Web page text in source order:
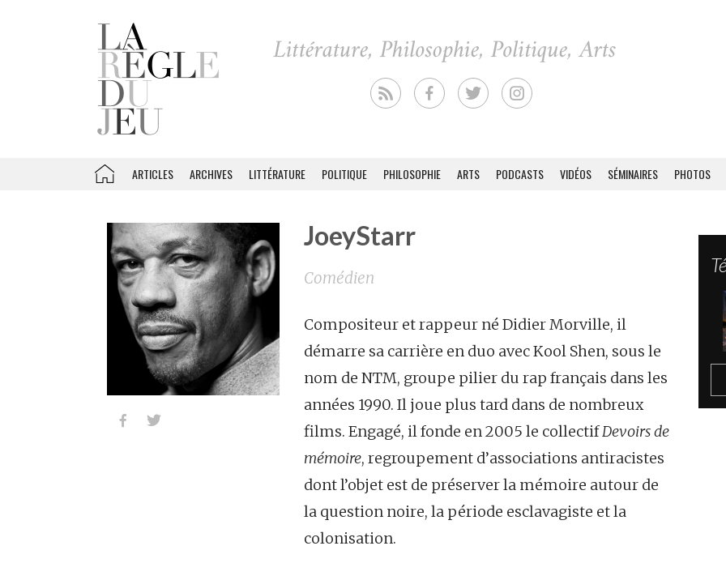
ARTICLES ARCHIVES LITTÉRATURE POLITIQUE PHILOSOPHIE ARTS PODCASTS VIDÉOS SÉMINAIRES PHOTOS
 
JoeyStarr
Comédien
Compositeur et rappeur né Didier Morville, il
démarre sa carrière en duo avec Kool Shen, sous le
nom de NTM, groupe pilier du rap français dans les
années 1990. Il joue plus tard dans de nombreux
films. Engagé, il fonde en 2005 le collectifDevoirs de
mémoire, regroupement d’associations antiracistes
dont l’objet est de préserver la mémoire autour de
la question noire, la période esclavagiste et la
colonisation.